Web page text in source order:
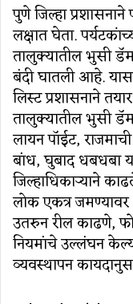
पुणे जिल्हा
लक्षात घेता.
तालुक्यातील भुसी
बंदी घातली आहे.
लिस्ट प्रशासनाने
तालुक्यातील भुसी
लायन पॉईट,
बांध, घुबाद धबधबा
जिल्हाधिकाऱ्याने
लोक एकत्र
उतरुन रील काढणे,
नियमांचे उल्लंघन
व्यवस्थापन